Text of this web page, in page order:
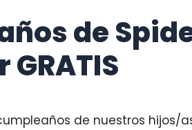
de
de nuestros hijos/